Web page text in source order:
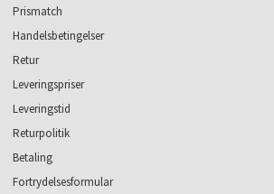
Prismatch
Handelsbetingelser
Retur
Leveringspriser
Leveringstid
Returpolitik
Betaling
Fortrydelsesformular